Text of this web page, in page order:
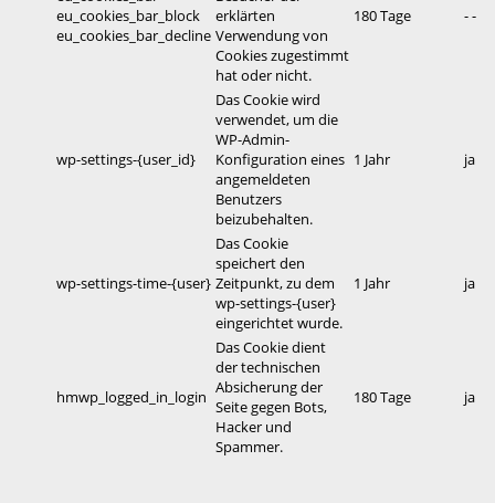
eu_cookies_bar_block
eu_cookies_bar_decline
erklärten
Verwendung von
Cookies zugestimmt
hat oder nicht.
180 Tage - -
wp-settings-{user_id}
Das Cookie wird
verwendet, um die
WP-Admin-
Konfiguration eines
angemeldeten
Benutzers
beizubehalten.
1 Jahr ja
wp-settings-time-{user}
Das Cookie
speichert den
Zeitpunkt, zu dem
wp-settings-{user}
eingerichtet wurde.
1 Jahr ja
hmwp_logged_in_login
Das Cookie dient
der technischen
Absicherung der
Seite gegen Bots,
Hacker und
Spammer.
180 Tage ja